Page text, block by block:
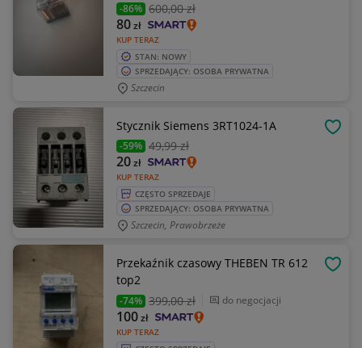
-86% 600,00 zł
KUP TERAZ
80zł
STAN: NOWY
SPRZEDAJĄCY: OSOBA PRYWATNA
Szczecin
Stycznik Siemens 3RT1024-1A
-59% 49,99 zł
KUP TERAZ
20zł
CZĘSTO SPRZEDAJE
SPRZEDAJĄCY: OSOBA PRYWATNA
Szczecin, Prawobrzeże
Przekaźnik czasowy THEBEN TR 612
top2
-74% 399,00 zł do negocjacji
KUP TERAZ
100zł